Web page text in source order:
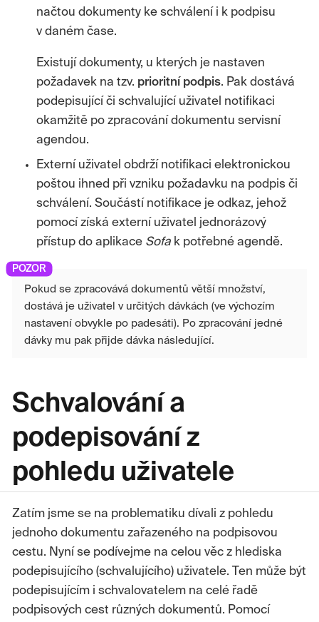
načtou dokumenty ke schválení i k podpisu
v daném čase.
Existují dokumenty, u kterých je nastaven
požadavek na tzv. prioritní podpis. Pak dostává
podepisující či schvalující uživatel notifikaci
okamžitě po zpracování dokumentu servisní
agendou.
Externí uživatel obdrží notifikaci elektronickou
poštou ihned při vzniku požadavku na podpis či
schválení. Součástí notifikace je odkaz, jehož
pomocí získá externí uživatel jednorázový
přístup do aplikace Sofa k potřebné agendě.
Pokud se zpracovává dokumentů větší množství,
dostává je uživatel v určitých dávkách (ve výchozím
nastavení obvykle po padesáti). Po zpracování jedné
dávky mu pak přijde dávka následující.
Schvalování a
podepisování z
pohledu uživatele
Zatím jsme se na problematiku dívali z pohledu
jednoho dokumentu zařazeného na podpisovou
cestu. Nyní se podívejme na celou věc z hlediska
podepisujícího (schvalujícího) uživatele. Ten může být
podepisujícím i schvalovatelem na celé řadě
podpisových cest různých dokumentů. Pomocí